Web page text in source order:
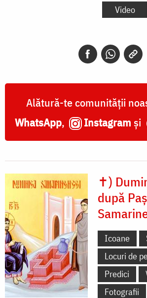
Video
Alătură-te comunității
WhatsApp, Instagram și
✝)
după
Icoane
Locuri de
Predici
Fotografii